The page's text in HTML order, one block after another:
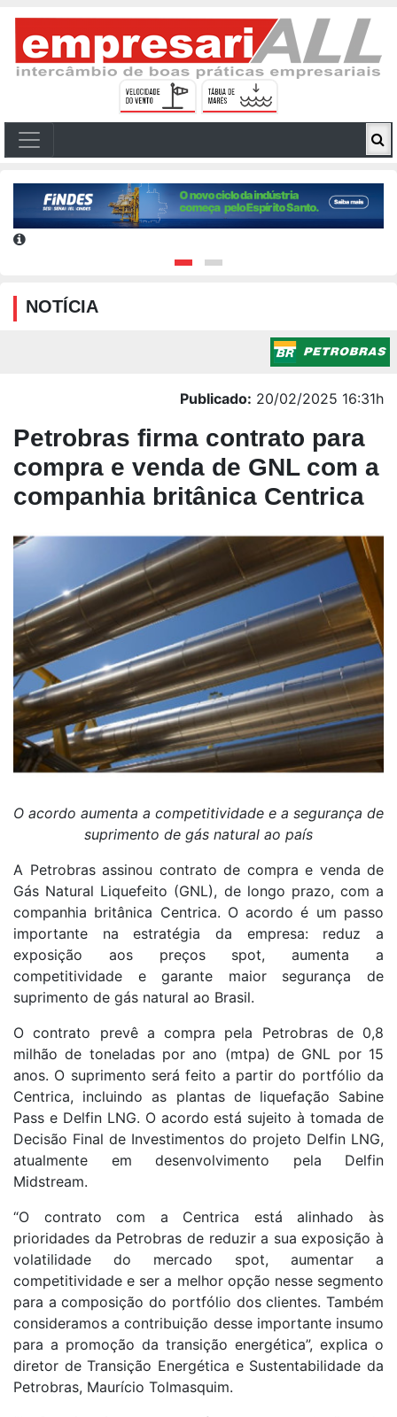
NOTÍCIA
Publicado: 20/02/2025 16:31h
Petrobras firma contrato para
compra e venda de GNL com a
companhia britânica Centrica
O acordo aumenta a competitividade e a segurança de
suprimento de gás natural ao país
A Petrobras assinou contrato de compra e venda de
Gás Natural Liquefeito (GNL), de longo prazo, com a
companhia britânica Centrica. O acordo é um passo
importante na estratégia da empresa: reduz a
exposição aos preços spot, aumenta a
competitividade e garante maior segurança de
suprimento de gás natural ao Brasil.
O contrato prevê a compra pela Petrobras de 0,8
milhão de toneladas por ano (mtpa) de GNL por 15
anos. O suprimento será feito a partir do portfólio da
Centrica, incluindo as plantas de liquefação Sabine
Pass e Delfin LNG. O acordo está sujeito à tomada de
Decisão Final de Investimentos do projeto Delfin LNG,
atualmente em desenvolvimento pela Delfin
Midstream.
“O contrato com a Centrica está alinhado às
prioridades da Petrobras de reduzir a sua exposição à
volatilidade do mercado spot, aumentar a
competitividade e ser a melhor opção nesse segmento
para a composição do portfólio dos clientes. Também
consideramos a contribuição desse importante insumo
para a promoção da transição energética”, explica o
diretor de Transição Energética e Sustentabilidade da
Petrobras, Maurício Tolmasquim.